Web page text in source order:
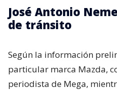
José Antonio
de tránsito
Según la información
particular marca Mazda,
periodista de Mega,